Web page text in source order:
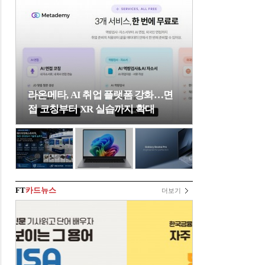
라온메타, AI 취업 플랫폼 강화…면
접 코칭부터 XR 실습까지 확대
FT카드뉴스 더보기